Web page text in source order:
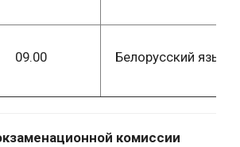
09.00 Белорусский язык
комиссии